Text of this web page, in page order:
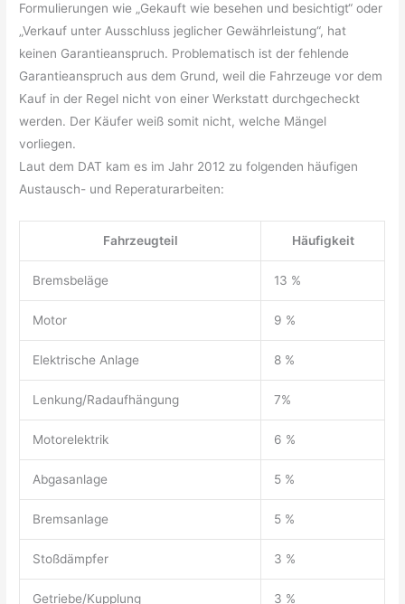
Formulierungen wie „Gekauft wie besehen und besichtigt“ oder
„Verkauf unter Ausschluss jeglicher Gewährleistung“, hat
keinen Garantieanspruch. Problematisch ist der fehlende
Garantieanspruch aus dem Grund, weil die Fahrzeuge vor dem
Kauf in der Regel nicht von einer Werkstatt durchgecheckt
werden. Der Käufer weiß somit nicht, welche Mängel
vorliegen.
Laut dem DAT kam es im Jahr 2012 zu folgenden häufigen
Austausch- und Reperaturarbeiten:
Fahrzeugteil Häufigkeit
Bremsbeläge 13 %
Motor 9 %
Elektrische Anlage 8 %
Lenkung/Radaufhängung 7%
Motorelektrik 6 %
Abgasanlage 5 %
Bremsanlage 5 %
Stoßdämpfer 3 %
Getriebe/Kupplung 3 %